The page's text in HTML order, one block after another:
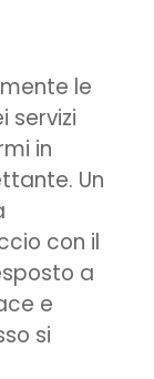
le
servizi
in
Un
con il
a
e
si